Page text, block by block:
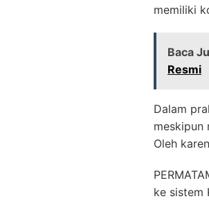
memiliki
Baca
Resmi
Dalam
meskipun
Oleh
ke sistem